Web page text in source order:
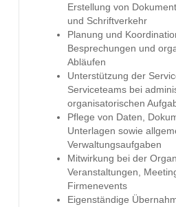
Erstellung von
und Schriftverkehr
Planung und
Besprechungen und
Abläufen
Unterstützung der
Serviceteams bei
organisatorischen
Pflege von Daten,
Unterlagen sowie
Verwaltungsaufgaben
Mitwirkung bei der
Veranstaltungen,
Firmenevents
Eigenständige